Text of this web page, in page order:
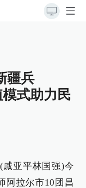
疆兵
式助力民
戚亚平林国强)今
阿拉尔市10团昌